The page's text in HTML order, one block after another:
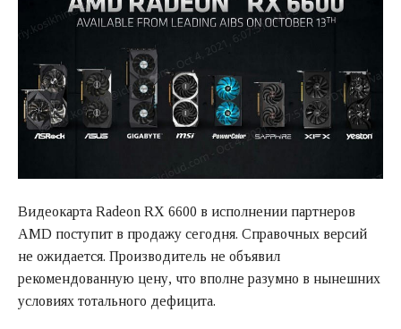
Видеокарта Radeon RX 6600 в исполнении партнеров
AMD поступит в продажу сегодня. Справочных версий
не ожидается. Производитель не объявил
рекомендованную цену, что вполне разумно в нынешних
условиях тотального дефицита.